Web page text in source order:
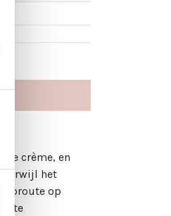
crème, en
terwijl het
op
te